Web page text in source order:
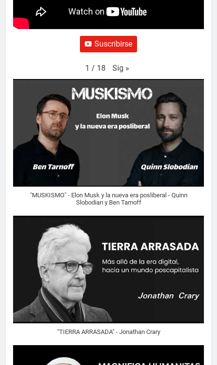
Suscribirse
1 / 18 Sig »
"MUSKISMO" - Elon Musk y la nueva era posliberal - Quinn
Slobodian y Ben Tarnoff
"TIERRA ARRASADA" - Jonathan Crary